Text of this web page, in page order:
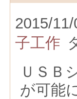
2015/
子工作
ＵＳＢ
が可能